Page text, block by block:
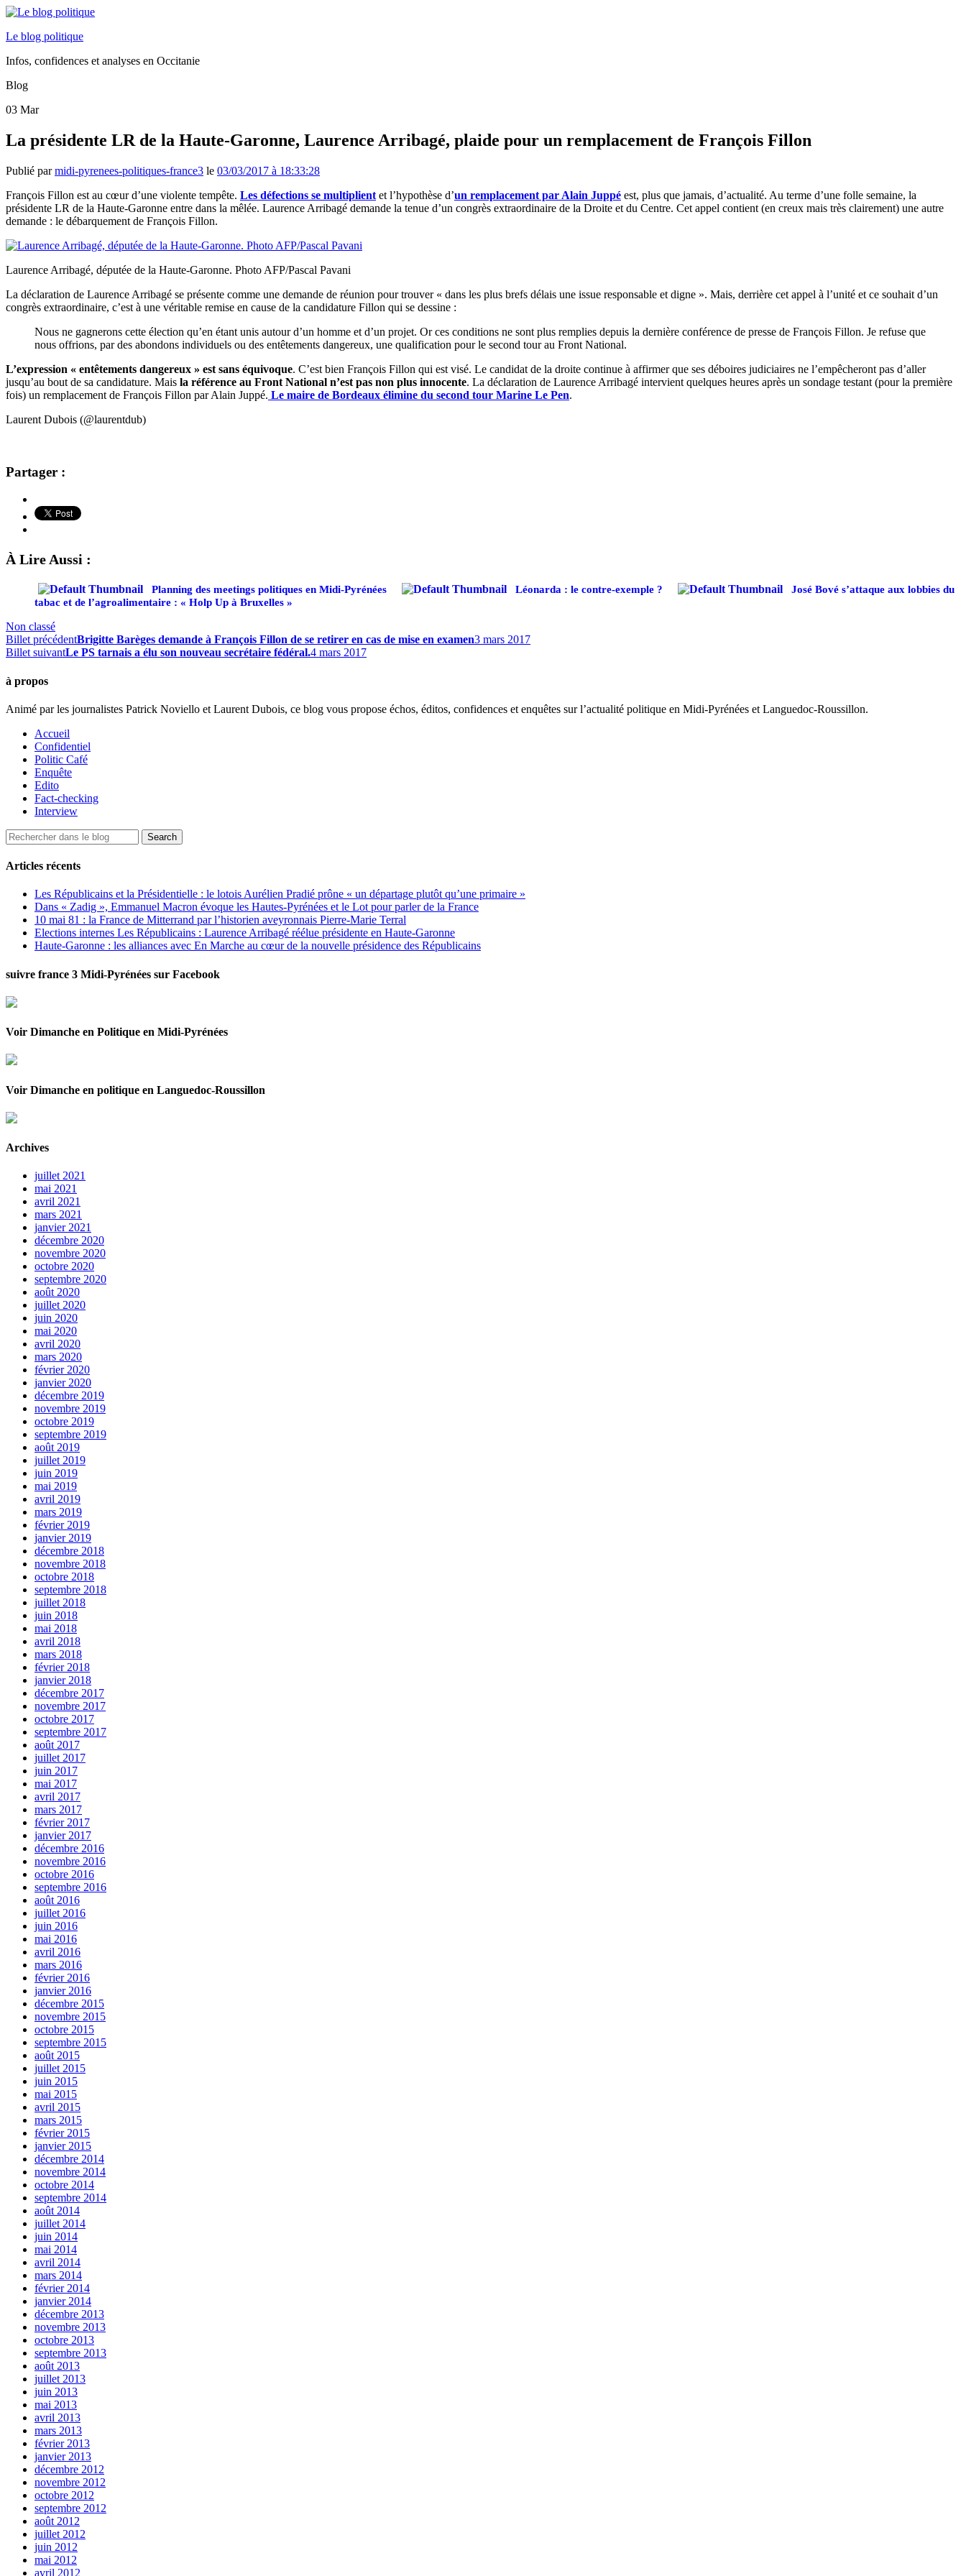
Le blog politique
Infos, confidences et analyses en Occitanie
Blog
03 Mar
La présidente LR de la Haute-Garonne, Laurence Arribagé, plaide pour un remplacement de François Fillon
Publié parmidi-pyrenees-politiques-france3 le 03/03/2017 à 18:33:28
François Fillon est au cœur d’une violente tempête. Les défections se multiplient et l’hypothèse d’un remplacement par Alain Juppé est, plus que jamais, d’actualité. Au terme d’une folle semaine, la
présidente LR de la Haute-Garonne entre dans la mêlée. Laurence Arribagé demande la tenue d’un congrès extraordinaire de la Droite et du Centre. Cet appel contient (en creux mais très clairement) une autre
demande : le débarquement de François Fillon.
Laurence Arribagé, députée de la Haute-Garonne. Photo AFP/Pascal Pavani
La déclaration de Laurence Arribagé se présente comme une demande de réunion pour trouver « dans les plus brefs délais une issue responsable et digne ». Mais, derrière cet appel à l’unité et ce souhait d’un
congrès extraordinaire, c’est à une véritable remise en cause de la candidature Fillon qui se dessine :
Nous ne gagnerons cette élection qu’en étant unis autour d’un homme et d’un projet. Or ces conditions ne sont plus remplies depuis la dernière conférence de presse de François Fillon. Je refuse que
nous offrions, par des abondons individuels ou des entêtements dangereux, une qualification pour le second tour au Front National.
L’expression « entêtements dangereux » est sans équivoque. C’est bien François Fillon qui est visé. Le candidat de la droite continue à affirmer que ses déboires judiciaires ne l’empêcheront pas d’aller
jusqu’au bout de sa candidature. Mais la référence au Front National n’est pas non plus innocente. La déclaration de Laurence Arribagé intervient quelques heures après un sondage testant (pour la première
fois) un remplacement de François Fillon par Alain Juppé. Le maire de Bordeaux élimine du second tour Marine Le Pen.
Laurent Dubois (@laurentdub)
Partager :
À Lire Aussi :
Planning des meetings politiques en Midi-Pyrénées Léonarda : le contre-exemple ?
José Bové s’attaque aux lobbies du
tabac et de l’agroalimentaire : « Holp Up à Bruxelles »
Non classé
Billet précédentBrigitte Barèges demande à François Fillon de se retirer en cas de mise en examen3 mars 2017
Billet suivantLe PS tarnais a élu son nouveau secrétaire fédéral.4 mars 2017
à propos
Animé par les journalistes Patrick Noviello et Laurent Dubois, ce blog vous propose échos, éditos, confidences et enquêtes sur l’actualité politique en Midi-Pyrénées et Languedoc-Roussillon.
Accueil
Confidentiel
Politic Café
Enquête
Edito
Fact-checking
Interview
Articles récents
Les Républicains et la Présidentielle : le lotois Aurélien Pradié prône « un départage plutôt qu’une primaire »
Dans « Zadig », Emmanuel Macron évoque les Hautes-Pyrénées et le Lot pour parler de la France
10 mai 81 : la France de Mitterrand par l’historien aveyronnais Pierre-Marie Terral
Elections internes Les Républicains : Laurence Arribagé réélue présidente en Haute-Garonne
Haute-Garonne : les alliances avec En Marche au cœur de la nouvelle présidence des Républicains
suivre france 3 Midi-Pyrénées sur Facebook
Voir Dimanche en Politique en Midi-Pyrénées
Voir Dimanche en politique en Languedoc-Roussillon
Archives
juillet 2021
mai 2021
avril 2021
mars 2021
janvier 2021
décembre 2020
novembre 2020
octobre 2020
septembre 2020
août 2020
juillet 2020
juin 2020
mai 2020
avril 2020
mars 2020
février 2020
janvier 2020
décembre 2019
novembre 2019
octobre 2019
septembre 2019
août 2019
juillet 2019
juin 2019
mai 2019
avril 2019
mars 2019
février 2019
janvier 2019
décembre 2018
novembre 2018
octobre 2018
septembre 2018
juillet 2018
juin 2018
mai 2018
avril 2018
mars 2018
février 2018
janvier 2018
décembre 2017
novembre 2017
octobre 2017
septembre 2017
août 2017
juillet 2017
juin 2017
mai 2017
avril 2017
mars 2017
février 2017
janvier 2017
décembre 2016
novembre 2016
octobre 2016
septembre 2016
août 2016
juillet 2016
juin 2016
mai 2016
avril 2016
mars 2016
février 2016
janvier 2016
décembre 2015
novembre 2015
octobre 2015
septembre 2015
août 2015
juillet 2015
juin 2015
mai 2015
avril 2015
mars 2015
février 2015
janvier 2015
décembre 2014
novembre 2014
octobre 2014
septembre 2014
août 2014
juillet 2014
juin 2014
mai 2014
avril 2014
mars 2014
février 2014
janvier 2014
décembre 2013
novembre 2013
octobre 2013
septembre 2013
août 2013
juillet 2013
juin 2013
mai 2013
avril 2013
mars 2013
février 2013
janvier 2013
décembre 2012
novembre 2012
octobre 2012
septembre 2012
août 2012
juillet 2012
juin 2012
mai 2012
avril 2012